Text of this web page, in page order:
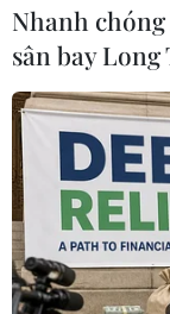
Thủ tướng
Nhanh
sân bay Long